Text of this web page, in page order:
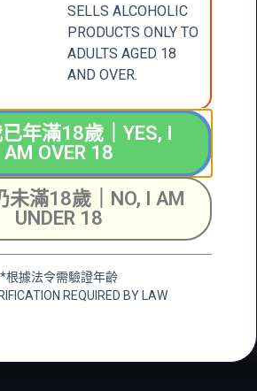
張記國際洋酒有限公
司
CHEUNG KEE
WINES LIMITED
新界大圍成運道25-27
號成全工業大廈地下2
號舖
Unit 2, G/F, Shing
Building, 25 Shing
Wan Road, Tai Wai,
New Territerory
SELLS ALCOHOLIC
PRODUCTS ONLY TO
ADULTS AGED 18
AND OVER.
年滿18歲｜YES, I
AM OVER 18
未滿18歲｜NO, I AM
UNDER 18
*根據法令需驗證年齡
REQUIRED BY LAW